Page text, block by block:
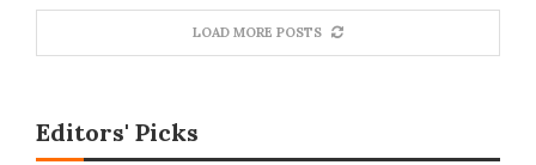
LOAD MORE POSTS
Editors' Picks